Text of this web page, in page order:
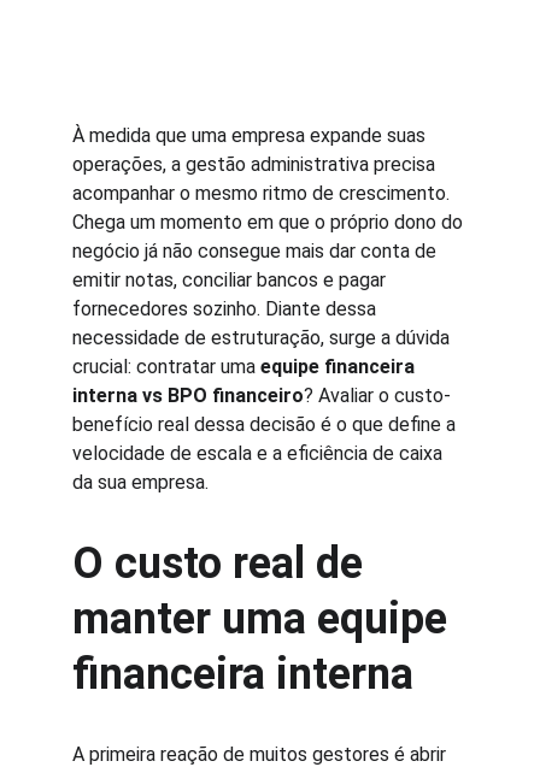
À medida que uma empresa expande suas
operações, a gestão administrativa precisa
acompanhar o mesmo ritmo de crescimento.
Chega um momento em que o próprio dono do
negócio já não consegue mais dar conta de
emitir notas, conciliar bancos e pagar
fornecedores sozinho. Diante dessa
necessidade de estruturação, surge a dúvida
crucial: contratar uma equipe financeira
interna vs BPO financeiro? Avaliar o custo-
benefício real dessa decisão é o que define a
velocidade de escala e a eficiência de caixa
da sua empresa.
O custo real de
manter uma equipe
financeira interna
A primeira reação de muitos gestores é abrir